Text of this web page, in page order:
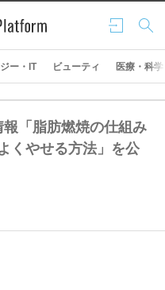
ログ
イン
検索
ー・IT ビューティ 医療・科学
「脂肪燃焼の仕組み
くやせる方法」を公